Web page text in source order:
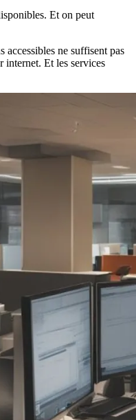
Et on peut
accessibles ne suffisent pas
internet. Et les services